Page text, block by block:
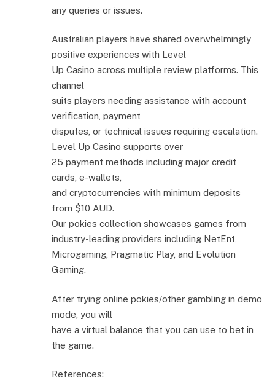
any queries or issues.
Australian players have shared overwhelmingly
positive experiences with Level
Up Casino across multiple review platforms. This
channel
suits players needing assistance with account
verification, payment
disputes, or technical issues requiring escalation.
Level Up Casino supports over
25 payment methods including major credit
cards, e-wallets,
and cryptocurrencies with minimum deposits
from $10 AUD.
Our pokies collection showcases games from
industry-leading providers including NetEnt,
Microgaming, Pragmatic Play, and Evolution
Gaming.
After trying online pokies/other gambling in demo
mode, you will
have a virtual balance that you can use to bet in
the game.
References: